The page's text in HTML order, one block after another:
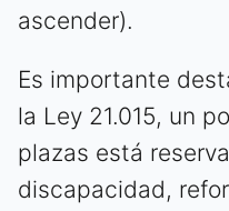
ascender).
Es importante
la Ley 21.015, un
plazas está
discapacidad,